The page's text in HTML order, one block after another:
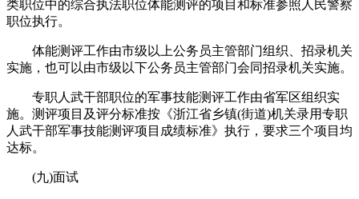
类职位中的综合执法职位体能测评的项目和标准参照人民警察
职位执行。
体能测评工作由市级以上公务员主管部门组织、招录机关
实施，也可以由市级以下公务员主管部门会同招录机关实施。
专职人武干部职位的军事技能测评工作由省军区组织实
施。测评项目及评分标准按《浙江省乡镇(街道)机关录用专职
人武干部军事技能测评项目成绩标准》执行，要求三个项目均
达标。
(九)面试